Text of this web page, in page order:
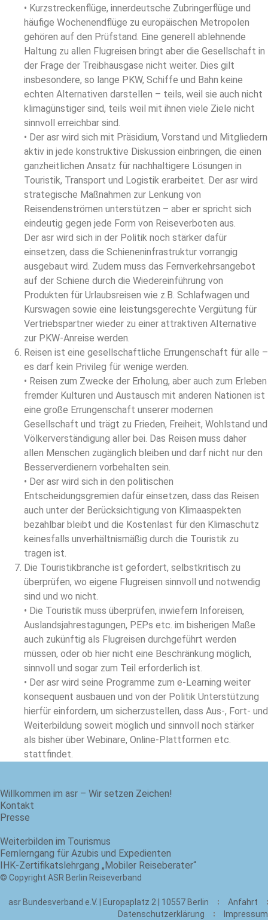
• Kurzstreckenflüge, innerdeutsche Zubringerflüge und
häufige Wochenendflüge zu europäischen Metropolen
gehören auf den Prüfstand. Eine generell ablehnende
Haltung zu allen Flugreisen bringt aber die Gesellschaft in
der Frage der Treibhausgase nicht weiter. Dies gilt
insbesondere, so lange PKW, Schiffe und Bahn keine
echten Alternativen darstellen – teils, weil sie auch nicht
klimagünstiger sind, teils weil mit ihnen viele Ziele nicht
sinnvoll erreichbar sind.
• Der asr wird sich mit Präsidium, Vorstand und Mitgliedern
aktiv in jede konstruktive Diskussion einbringen, die einen
ganzheitlichen Ansatz für nachhaltigere Lösungen in
Touristik, Transport und Logistik erarbeitet. Der asr wird
strategische Maßnahmen zur Lenkung von
Reisendenströmen unterstützen – aber er spricht sich
eindeutig gegen jede Form von Reiseverboten aus.
Der asr wird sich in der Politik noch stärker dafür
einsetzen, dass die Schieneninfrastruktur vorrangig
ausgebaut wird. Zudem muss das Fernverkehrsangebot
auf der Schiene durch die Wiedereinführung von
Produkten für Urlaubsreisen wie z.B. Schlafwagen und
Kurswagen sowie eine leistungsgerechte Vergütung für
Vertriebspartner wieder zu einer attraktiven Alternative
zur PKW-Anreise werden.
Reisen ist eine gesellschaftliche Errungenschaft für alle –
es darf kein Privileg für wenige werden.
• Reisen zum Zwecke der Erholung, aber auch zum Erleben
fremder Kulturen und Austausch mit anderen Nationen ist
eine große Errungenschaft unserer modernen
Gesellschaft und trägt zu Frieden, Freiheit, Wohlstand und
Völkerverständigung aller bei. Das Reisen muss daher
allen Menschen zugänglich bleiben und darf nicht nur den
Besserverdienern vorbehalten sein.
• Der asr wird sich in den politischen
Entscheidungsgremien dafür einsetzen, dass das Reisen
auch unter der Berücksichtigung von Klimaaspekten
bezahlbar bleibt und die Kostenlast für den Klimaschutz
keinesfalls unverhältnismäßig durch die Touristik zu
tragen ist.
Die Touristikbranche ist gefordert, selbstkritisch zu
überprüfen, wo eigene Flugreisen sinnvoll und notwendig
sind und wo nicht.
• Die Touristik muss überprüfen, inwiefern Inforeisen,
Auslandsjahrestagungen, PEPs etc. im bisherigen Maße
auch zukünftig als Flugreisen durchgeführt werden
müssen, oder ob hier nicht eine Beschränkung möglich,
sinnvoll und sogar zum Teil erforderlich ist.
• Der asr wird seine Programme zum e-Learning weiter
konsequent ausbauen und von der Politik Unterstützung
hierfür einfordern, um sicherzustellen, dass Aus-, Fort- und
Weiterbildung soweit möglich und sinnvoll noch stärker
als bisher über Webinare, Online-Plattformen etc.
stattfindet.
Willkommen im asr – Wir setzen Zeichen!
Kontakt
Presse
Weiterbilden im Tourismus
Fernlerngang für Azubis und Expedienten
IHK-Zertifikatslehrgang „Mobiler Reiseberater“
© Copyright ASR Berlin Reiseverband
asr Bundesverband e.V. | Europaplatz 2 | 10557 Berlin
Anfahrt
Datenschutzerklärung
Impressum